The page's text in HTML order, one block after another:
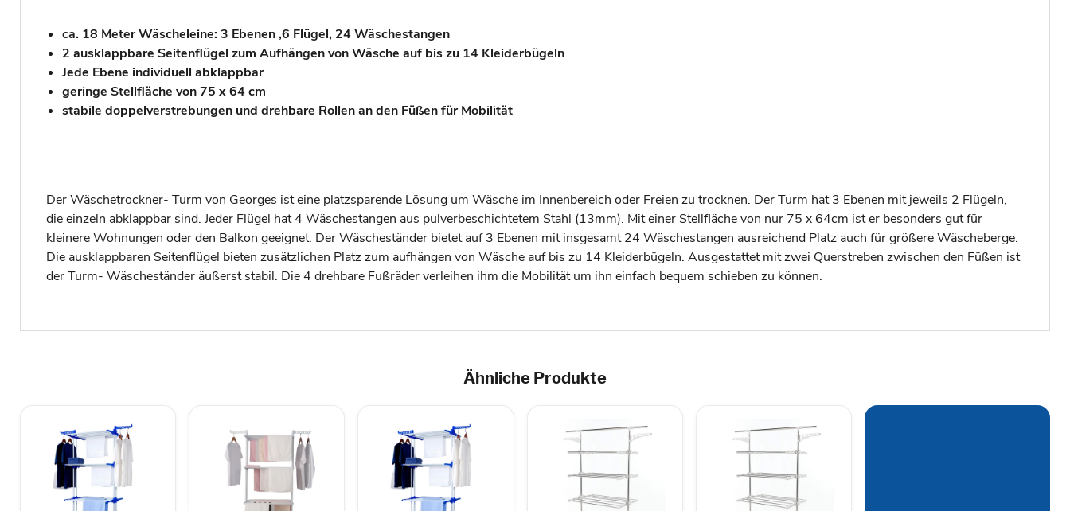
ca. 18 Meter Wäscheleine: 3 Ebenen ,6 Flügel, 24 Wäschestangen
2 ausklappbare Seitenflügel zum Aufhängen von Wäsche auf bis zu 14 Kleiderbügeln
Jede Ebene individuell abklappbar
geringe Stellfläche von 75 x 64 cm
stabile doppelverstrebungen und drehbare Rollen an den Füßen für Mobilität
Der Wäschetrockner- Turm von Georges ist eine platzsparende Lösung um Wäsche im Innenbereich oder Freien zu trocknen. Der Turm hat 3 Ebenen mit jeweils 2 Flügeln,
die einzeln abklappbar sind. Jeder Flügel hat 4 Wäschestangen aus pulverbeschichtetem Stahl (13mm). Mit einer Stellfläche von nur 75 x 64cm ist er besonders gut für
kleinere Wohnungen oder den Balkon geeignet. Der Wäscheständer bietet auf 3 Ebenen mit insgesamt 24 Wäschestangen ausreichend Platz auch für größere Wäscheberge.
Die ausklappbaren Seitenflügel bieten zusätzlichen Platz zum aufhängen von Wäsche auf bis zu 14 Kleiderbügeln. Ausgestattet mit zwei Querstreben zwischen den Füßen ist
der Turm- Wäscheständer äußerst stabil. Die 4 drehbare Fußräder verleihen ihm die Mobilität um ihn einfach bequem schieben zu können.
Ähnliche Produkte